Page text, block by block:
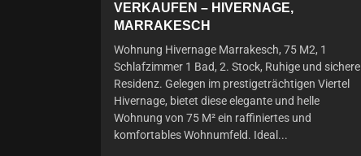
VERKAUFEN – HIVERNAGE,
MARRAKESCH
Wohnung Hivernage Marrakesch, 75 M2, 1
Schlafzimmer 1 Bad, 2. Stock, Ruhige und sichere
Residenz. Gelegen im prestigeträchtigen Viertel
Hivernage, bietet diese elegante und helle
Wohnung von 75 M² ein raffiniertes und
komfortables Wohnumfeld. Ideal...